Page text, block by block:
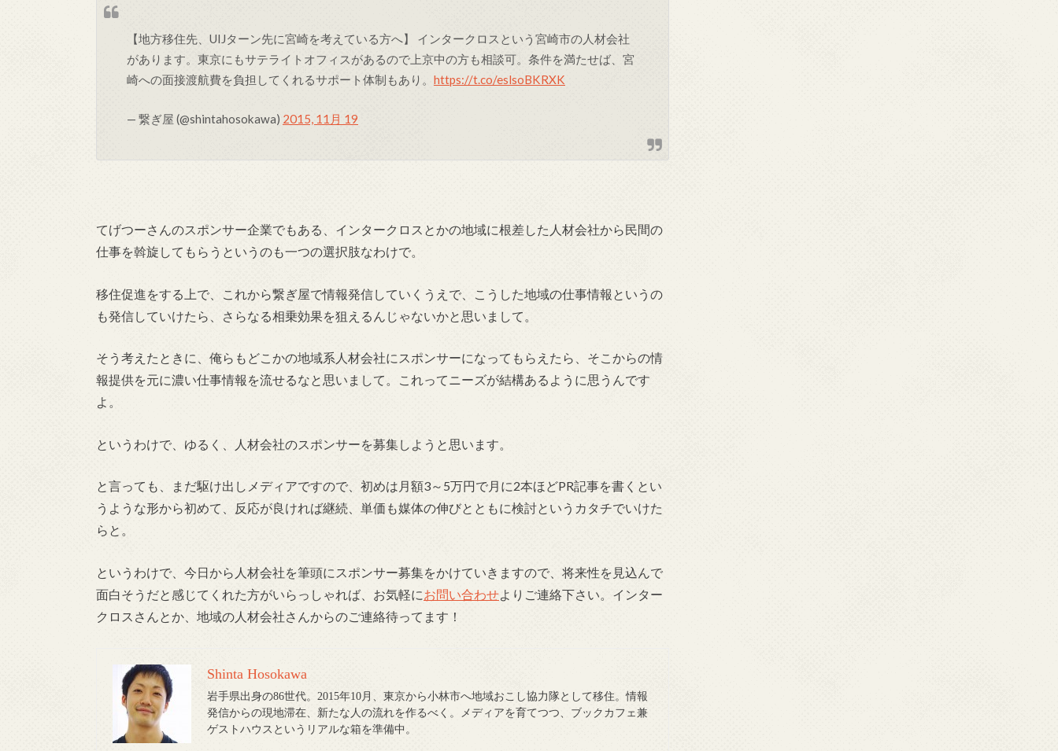
【地方移住先、UIJターン先に宮崎を考えている方へ】 インタークロスという宮崎市の人材会社
があります。東京にもサテライトオフィスがあるので上京中の方も相談可。条件を満たせば、宮
崎への面接渡航費を負担してくれるサポート体制もあり。 https://t.co/eslsoBKRXK
— 繋ぎ屋 (@shintahosokawa) 2015, 11月 19
てげつーさんのスポンサー企業でもある、インタークロスとかの地域に根差した人材会社から民間の
仕事を斡旋してもらうというのも一つの選択肢なわけで。
移住促進をする上で、これから繋ぎ屋で情報発信していくうえで、こうした地域の仕事情報というの
も発信していけたら、さらなる相乗効果を狙えるんじゃないかと思いまして。
そう考えたときに、俺らもどこかの地域系人材会社にスポンサーになってもらえたら、そこからの情
報提供を元に濃い仕事情報を流せるなと思いまして。これってニーズが結構あるように思うんです
よ。
というわけで、ゆるく、人材会社のスポンサーを募集しようと思います。
と言っても、まだ駆け出しメディアですので、初めは月額3～5万円で月に2本ほどPR記事を書くとい
うような形から初めて、反応が良ければ継続、単価も媒体の伸びとともに検討というカタチでいけた
らと。
というわけで、今日から人材会社を筆頭にスポンサー募集をかけていきますので、将来性を見込んで
面白そうだと感じてくれた方がいらっしゃれば、お気軽にお問い合わせよりご連絡下さい。インター
クロスさんとか、地域の人材会社さんからのご連絡待ってます！
Shinta Hosokawa
岩手県出身の86世代。2015年10月、東京から小林市へ地域おこし協力隊として移住。情報
発信からの現地滞在、新たな人の流れを作るべく。メディアを育てつつ、ブックカフェ兼
ゲストハウスというリアルな箱を準備中。